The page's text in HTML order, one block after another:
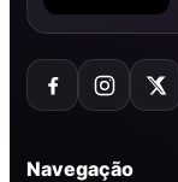
Navegação